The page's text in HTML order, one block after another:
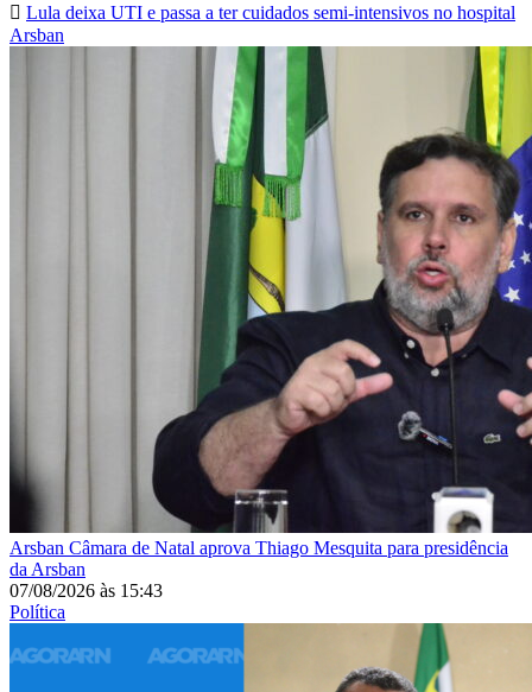
Lula deixa UTI e passa a ter cuidados semi-intensivos no hospital
Arsban
Arsban Câmara de Natal aprova Thiago Mesquita para presidência
da Arsban
07/08/2026 às 15:43
Política